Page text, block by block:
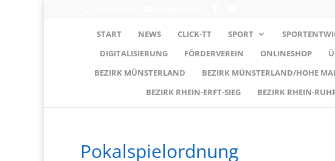
START NEWS CLICK-TT SPORT
DIGITALISIERUNG
FÖRDERVEREIN ONLINESHOP
BEZIRK MÜNSTERLAND
BEZIRK MÜNSTERLAND/HOHE
BEZIRK RHEIN-ERFT-SIEG
BEZIRK RHEIN-
Pokalspielordnung